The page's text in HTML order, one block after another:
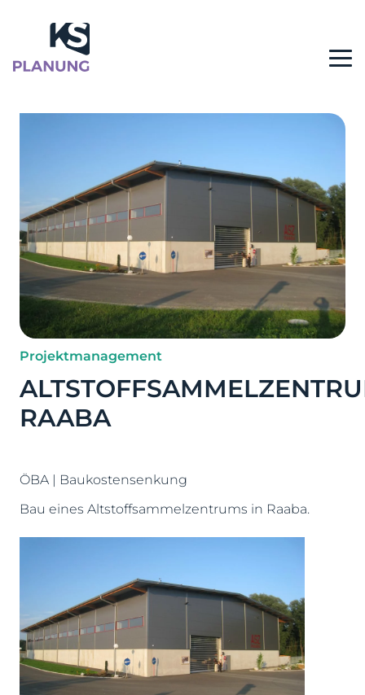
Projektmanagement
RAABA
ÖBA | Baukostensenkung
Bau eines Altstoffsammelzentrums in Raaba.